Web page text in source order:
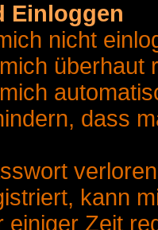
Einloggen
nicht
überhaut
dass
kann
einiger Zeit